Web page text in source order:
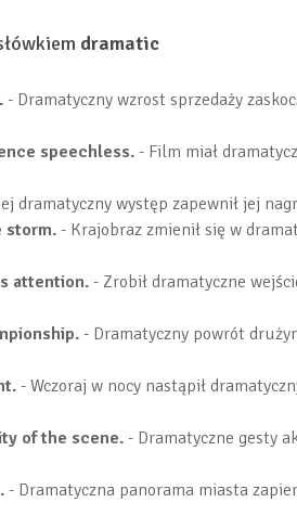
dramatic
- Dramatyczny wzrost sprzedaży
speechless. - Film miał
dramatyczny występ zapewnił jej
storm. - Krajobraz zmienił się w
attention. - Zrobił dramatyczne
- Dramatyczny powrót
- Wczoraj w nocy nastąpił
of the scene. - Dramatyczne gesty
- Dramatyczna panorama miasta